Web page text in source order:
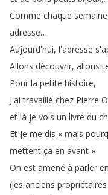
Comme chaque semaine
adresse…
Aujourd'hui, l'adresse
Allons découvrir, allons
Pour la petite histoire,
J'ai travaillé chez Pierre
et là je vois un livre du
Et je me dis « mais
mettent ça en avant »
On est amené à parler
(les anciens propriétaires